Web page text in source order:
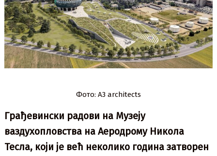
Фото: А3 architects
Грађевински радови на Музеју
ваздухопловства на Аеродрому Никола
Тесла, који је већ неколико година затворен